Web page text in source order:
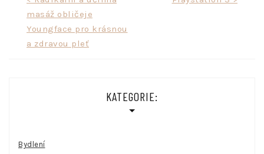
příspěvek
masáž obličeje
Youngface pro krásnou
a zdravou pleť
KATEGORIE:
Bydlení